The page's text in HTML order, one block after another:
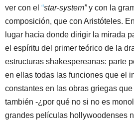
ver con el “star-system”y con la
composición, que con Aristóteles.
lugar hacia donde dirigir la mirada
el espíritu del primer teórico de la
estructuras shakespereanas: parte
en ellas todas las funciones que el
constantes en las obras griegas
también -¿por qué no si no es
grandes películas hollywoodenses